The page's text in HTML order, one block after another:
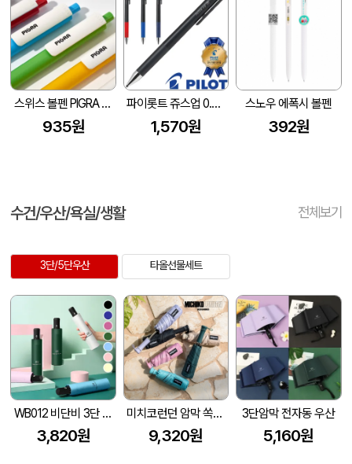
스위스 볼펜 PIGRA P03 피그라 볼펜
935원
파이롯트 쥬스업 0.5(파이롯트공식인증대리점)
1,570원
스노우 에폭시 볼펜
392원
수건/우산/욕실/생활 전체보기
3단/5단우산 타올선물세트
WB012 비단비 3단 8K 솔리드 전자동 암막 양우산 (인쇄/케이스포함)
3,820원
미치코런던 암막 쏙쏙 5단우산 (M062)
9,320원
3단암막 전자동 우산
5,160원